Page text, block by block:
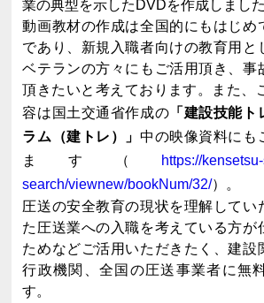
業の典型を示したDVDを作成しました
動画教材の作成は全国的にもはじめ
であり、新規入職者向けの教育用と
ベテランの方々にもご活用頂き、事
頂きたいと考えております。また、
容は国土交通省作成の 「建設技能
ラム（建トレ）」 中の映像資料にも
ます（
https://
search/viewnew/bookNum/32/）。
圧送の安全教育の現状を理解してい
た圧送業への入職を考えている方が
ためなどご活用いただきたく、建設
行政機関、全国の圧送事業者に無
す。